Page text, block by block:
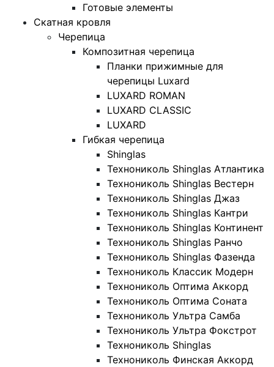
Готовые элементы
Скатная кровля
Черепица
Композитная черепица
Планки прижимные для
черепицы Luxard
LUXARD ROMAN
LUXARD CLASSIC
LUXARD
Гибкая черепица
Shinglas
Технониколь Shinglas Атлантика
Технониколь Shinglas Вестерн
Технониколь Shinglas Джаз
Технониколь Shinglas Кантри
Технониколь Shinglas Континент
Технониколь Shinglas Ранчо
Технониколь Shinglas Фазенда
Технониколь Классик Модерн
Технониколь Оптима Аккорд
Технониколь Оптима Соната
Технониколь Ультра Самба
Технониколь Ультра Фокстрот
Технониколь Shinglas
Технониколь Финская Аккорд